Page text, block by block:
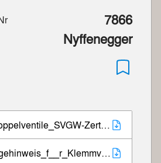
7866
Nyffenegger
Eck-Doppelventile_SVGW-Zertifikat.pdf
Montagehinweis_f__r_Klemmverschraubung.pdf